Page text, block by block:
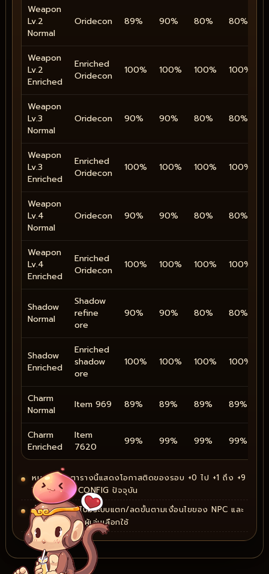
Weapon
Lv.2
Normal
Oridecon 89% 90% 80% 80%
Weapon
Lv.2
Enriched
Enriched
Oridecon
100% 100% 100% 100%
Weapon
Lv.3
Normal
Oridecon 90% 90% 80% 80%
Weapon
Lv.3
Enriched
Enriched
Oridecon
100% 100% 100% 100%
Weapon
Lv.4
Normal
Oridecon 90% 90% 80% 80%
Weapon
Lv.4
Enriched
Enriched
Oridecon
100% 100% 100% 100%
Shadow
Normal
Shadow
refine
ore
90% 90% 80% 80%
Shadow
Enriched
Enriched
shadow
ore
100% 100% 100% 100%
Charm
Normal
Item 969 89% 89% 89% 89%
Charm
Enriched
Item
7620
99% 99% 99% 99%
หมายเหตุ: ตารางนี้แสดงโอกาสติดของรอบ +0 ไป +1 ถึง +9
ไป +10 ตาม CONFIG ปัจจุบัน
ตั้งแต่ +5 ขึ้นไปมีระบบแตก/ลดขั้นตามเงื่อนไขของ NPC และ
ไอเทมป้องกันที่ผู้เล่นเลือกใช้